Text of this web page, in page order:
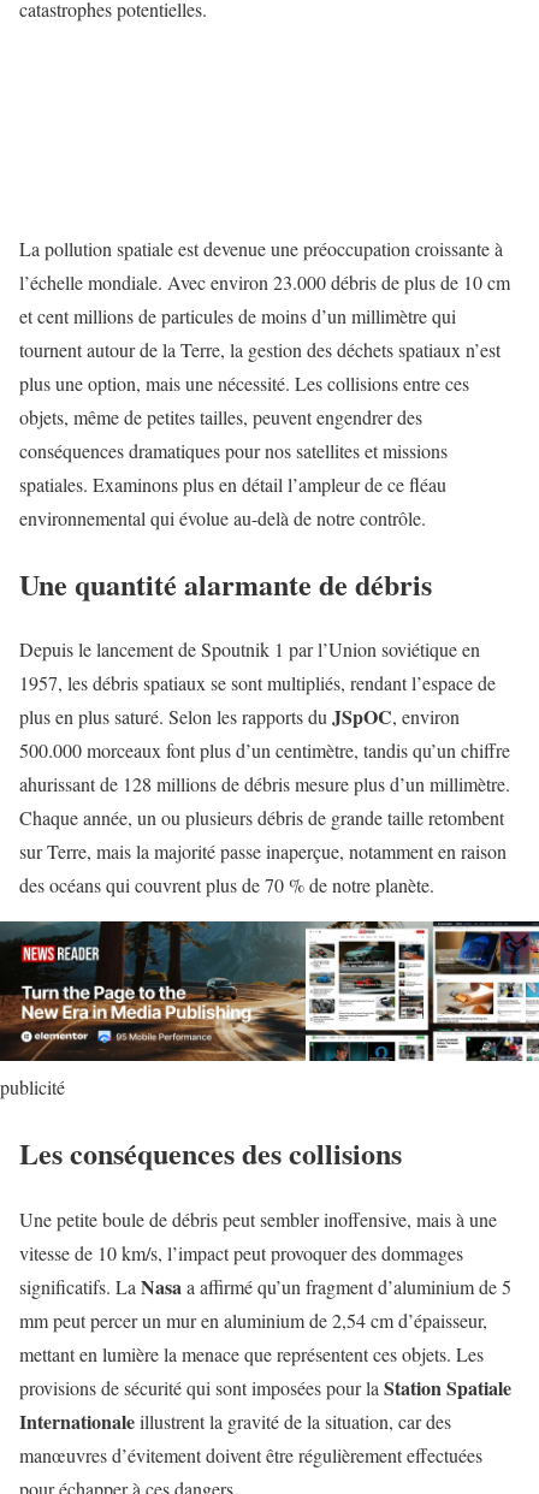
catastrophes potentielles.
La pollution spatiale est devenue une préoccupation croissante à
l’échelle mondiale. Avec environ 23.000 débris de plus de 10 cm
et cent millions de particules de moins d’un millimètre qui
tournent autour de la Terre, la gestion des déchets spatiaux n’est
plus une option, mais une nécessité. Les collisions entre ces
objets, même de petites tailles, peuvent engendrer des
conséquences dramatiques pour nos satellites et missions
spatiales. Examinons plus en détail l’ampleur de ce fléau
environnemental qui évolue au-delà de notre contrôle.
Une quantité alarmante de débris
Depuis le lancement de Spoutnik 1 par l’Union soviétique en
1957, les débris spatiaux se sont multipliés, rendant l’espace de
plus en plus saturé. Selon les rapports duJSpOC, environ
500.000 morceaux font plus d’un centimètre, tandis qu’un chiffre
ahurissant de 128 millions de débris mesure plus d’un millimètre.
Chaque année, un ou plusieurs débris de grande taille retombent
sur Terre, mais la majorité passe inaperçue, notamment en raison
des océans qui couvrent plus de 70 % de notre planète.
publicité
Les conséquences des collisions
Une petite boule de débris peut sembler inoffensive, mais à une
vitesse de 10 km/s, l’impact peut provoquer des dommages
significatifs. La Nasaa affirmé qu’un fragment d’aluminium de 5
mm peut percer un mur en aluminium de 2,54 cm d’épaisseur,
mettant en lumière la menace que représentent ces objets. Les
provisions de sécurité qui sont imposées pour la Station Spatiale
Internationaleillustrent la gravité de la situation, car des
manœuvres d’évitement doivent être régulièrement effectuées
pour échapper à ces dangers.